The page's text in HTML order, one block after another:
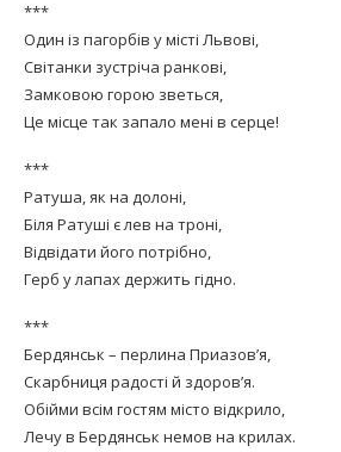
***
Один із пагорбів у місті Львові,
Світанки зустріча ранкові,
Замковою горою зветься,
Це місце так запало мені в серце!
***
Ратуша, як на долоні,
Біля Ратуші є лев на троні,
Відвідати його потрібно,
Герб у лапах держить гідно.
***
Бердянськ – перлина Приазов’я,
Скарбниця радості й здоров’я.
Обійми всім гостям місто відкрило,
Лечу в Бердянськ немов на крилах.